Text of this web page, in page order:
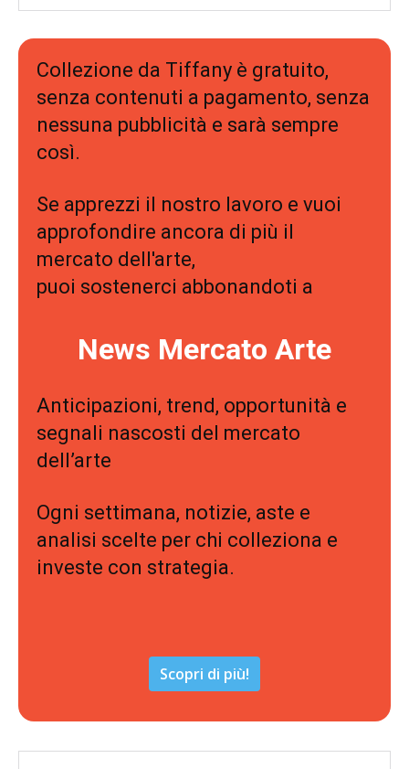
Collezione da Tiffany è gratuito,
senza contenuti a pagamento, senza
nessuna pubblicità e sarà sempre
così.
Se apprezzi il nostro lavoro e vuoi
approfondire ancora di più il
mercato dell'arte,
puoi sostenerci abbonandoti a
News Mercato Arte
Anticipazioni, trend, opportunità e
segnali nascosti del mercato
dell’arte
Ogni settimana, notizie, aste e
analisi scelte per chi colleziona e
investe con strategia.
Scopri di più!